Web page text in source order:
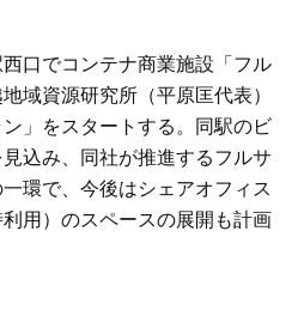
口でコンテナ商業施設「フル
域資源研究所（平原匡代表）
」をスタートする。同駅のビ
込み、同社が推進するフルサ
環で、今後はシェアオフィス
用）のスペースの展開も計画